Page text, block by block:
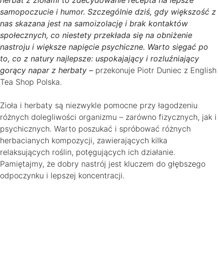
samopoczucie i humor. Szczególnie dziś, gdy większość z
nas skazana jest na samoizolację i brak kontaktów
społecznych, co niestety przekłada się na obniżenie
nastroju i większe napięcie psychiczne. Warto sięgać po
to, co z natury najlepsze: uspokajający i rozluźniający
gorący napar z herbaty – przekonuje Piotr Duniec z English
Tea Shop Polska.
Zioła i herbaty są niezwykle pomocne przy łagodzeniu
różnych dolegliwości organizmu – zarówno fizycznych, jak i
psychicznych. Warto poszukać i spróbować różnych
herbacianych kompozycji, zawierających kilka
relaksujących roślin, potęgujących ich działanie.
Pamiętajmy, że dobry nastrój jest kluczem do głębszego
odpoczynku i lepszej koncentracji.